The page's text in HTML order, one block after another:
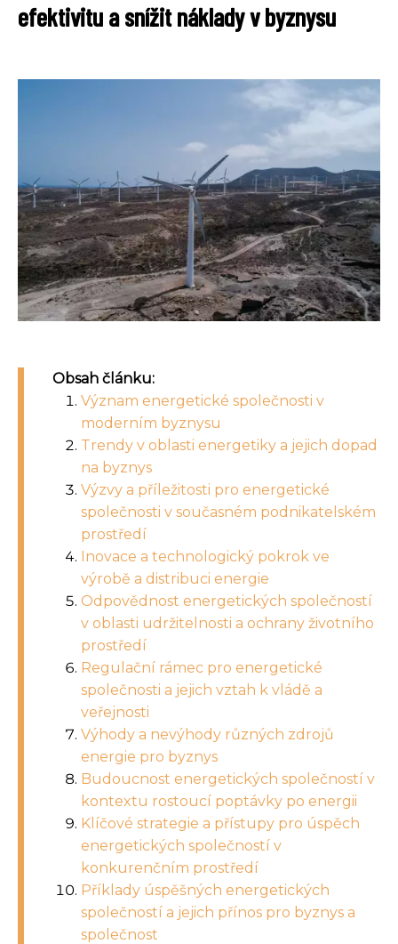
efektivitu a snížit náklady v byznysu
Obsah článku:
Význam energetické společnosti v
moderním byznysu
Trendy v oblasti energetiky a jejich dopad
na byznys
Výzvy a příležitosti pro energetické
společnosti v současném podnikatelském
prostředí
Inovace a technologický pokrok ve
výrobě a distribuci energie
Odpovědnost energetických společností
v oblasti udržitelnosti a ochrany životního
prostředí
Regulační rámec pro energetické
společnosti a jejich vztah k vládě a
veřejnosti
Výhody a nevýhody různých zdrojů
energie pro byznys
Budoucnost energetických společností v
kontextu rostoucí poptávky po energii
Klíčové strategie a přístupy pro úspěch
energetických společností v
konkurenčním prostředí
Příklady úspěšných energetických
společností a jejich přínos pro byznys a
společnost